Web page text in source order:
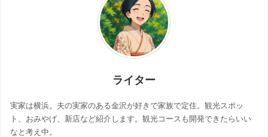
ライター
実家は横浜。夫の実家のある金沢が好きで家族で定住。観光スポッ
ト、おみやげ、新店など紹介します。観光コースも開発できたらいい
なと考え中。